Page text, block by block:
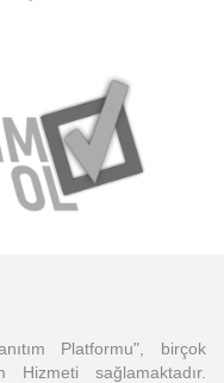
Platformu", birçok
Hizmeti sağlamaktadır.